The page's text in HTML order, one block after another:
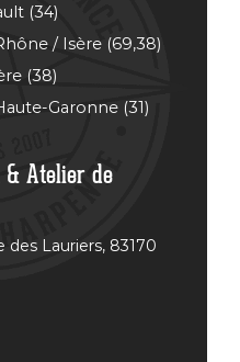
(34)
/ Isère (69,38)
(38)
Garonne (31)
& Atelier de
des Lauriers, 83170